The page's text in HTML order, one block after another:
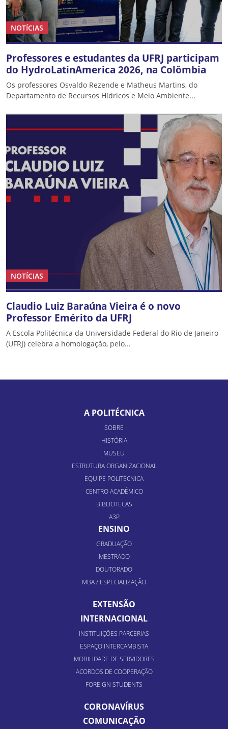
NOTÍCIAS
Professores e estudantes da UFRJ participam
do HydroLatinAmerica 2026, na Colômbia
Os professores Osvaldo Rezende e Matheus Martins, do
Departamento de Recursos Hídricos e Meio Ambiente...
NOTÍCIAS
Claudio Luiz Baraúna Vieira é o novo
Professor Emérito da UFRJ
A Escola Politécnica da Universidade Federal do Rio de Janeiro
(UFRJ) celebra a homologação, pelo...
A POLITÉCNICA
SOBRE
HISTÓRIA
MUSEU
ESTRUTURA ORGANIZACIONAL
EQUIPE POLITÉCNICA
CENTRO ACADÊMICO
BIBLIOTECAS
A3P
ENSINO
GRADUAÇÃO
MESTRADO
DOUTORADO
MBA / ESPECIALIZAÇÃO
EXTENSÃO
INTERNACIONAL
INSTITUIÇÕES PARCERIAS
ESPAÇO INTERCAMBISTA
MOBILIDADE DE SERVIDORES
ACORDOS DE COOPERAÇÃO
FOREIGN STUDENTS
CORONAVÍRUS
COMUNICAÇÃO